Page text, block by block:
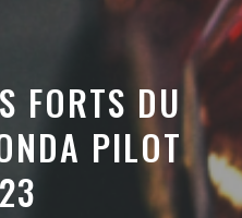
FORTS DU
PILOT